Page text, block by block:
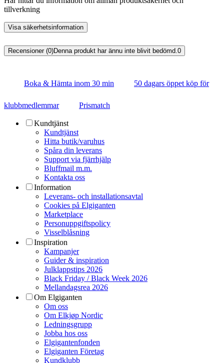
tillverkning
Visa säkerhetsinformation
Recensioner (0)Denna produkt har ännu inte blivit bedömd.0
Boka & Hämta inom 30 min 50 dagars öppet köp för
klubbmedlemmar Prismatch
Kundtjänst
Kundtjänst
Hitta butik/varuhus
Spåra din leverans
Support via fjärrhjälp
Bluffmail m.m.
Kontakta oss
Information
Leverans- och installationsavtal
Cookies på Elgiganten
Marketplace
Personuppgiftspolicy
Visselblåsning
Inspiration
Kampanjer
Guider & inspiration
Julklappstips 2026
Black Friday / Black Week 2026
Mellandagsrea 2026
Om Elgiganten
Om oss
Om Elkjøp Nordic
Ledningsgrupp
Jobba hos oss
Elgigantenfonden
Elgiganten Företag
Kundklubb